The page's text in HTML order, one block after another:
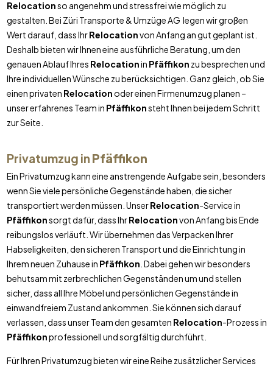
Relocationso angenehm und stressfrei wie möglich zu
gestalten. Bei Züri Transporte & Umzüge AG legen wir großen
Wert darauf, dass IhrRelocationvon Anfang an gut geplant ist.
Deshalb bieten wir Ihnen eine ausführliche Beratung, um den
genauen Ablauf Ihres Relocationin Pfäffikon zu besprechen und
Ihre individuellen Wünsche zu berücksichtigen. Ganz gleich, ob Sie
einen privaten Relocationoder einen Firmenumzug planen –
unser erfahrenes Team in Pfäffikonsteht Ihnen bei jedem Schritt
zur Seite.
Privatumzug in Pfäffikon
Ein Privatumzug kann eine anstrengende Aufgabe sein, besonders
wenn Sie viele persönliche Gegenstände haben, die sicher
transportiert werden müssen. UnserRelocation-Service in
Pfäffikonsorgt dafür, dass IhrRelocationvon Anfang bis Ende
reibungslos verläuft. Wir übernehmen das Verpacken Ihrer
Habseligkeiten, den sicheren Transport und die Einrichtung in
Ihrem neuen Zuhause in Pfäffikon . Dabei gehen wir besonders
behutsam mit zerbrechlichen Gegenständen um und stellen
sicher, dass all Ihre Möbel und persönlichen Gegenstände in
einwandfreiem Zustand ankommen. Sie können sich darauf
verlassen, dass unser Team den gesamten Relocation-Prozess in
Pfäffikonprofessionell und sorgfältig durchführt.
Für Ihren Privatumzug bieten wir eine Reihe zusätzlicher Services